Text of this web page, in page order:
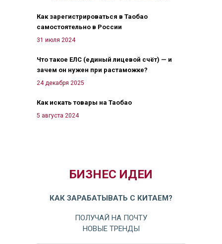
Как зарегистрироваться в Таобао
самостоятельно в России
31 июля 2024
Что такое ЕЛС (единый лицевой счёт) — и
зачем он нужен при растаможке?
24 декабря 2025
Как искать товары на Таобао
5 августа 2024
БИЗНЕС ИДЕИ
КАК ЗАРАБАТЫВАТЬ С КИТАЕМ?
ПОЛУЧАЙ НА ПОЧТУ
НОВЫЕ ТРЕНДЫ